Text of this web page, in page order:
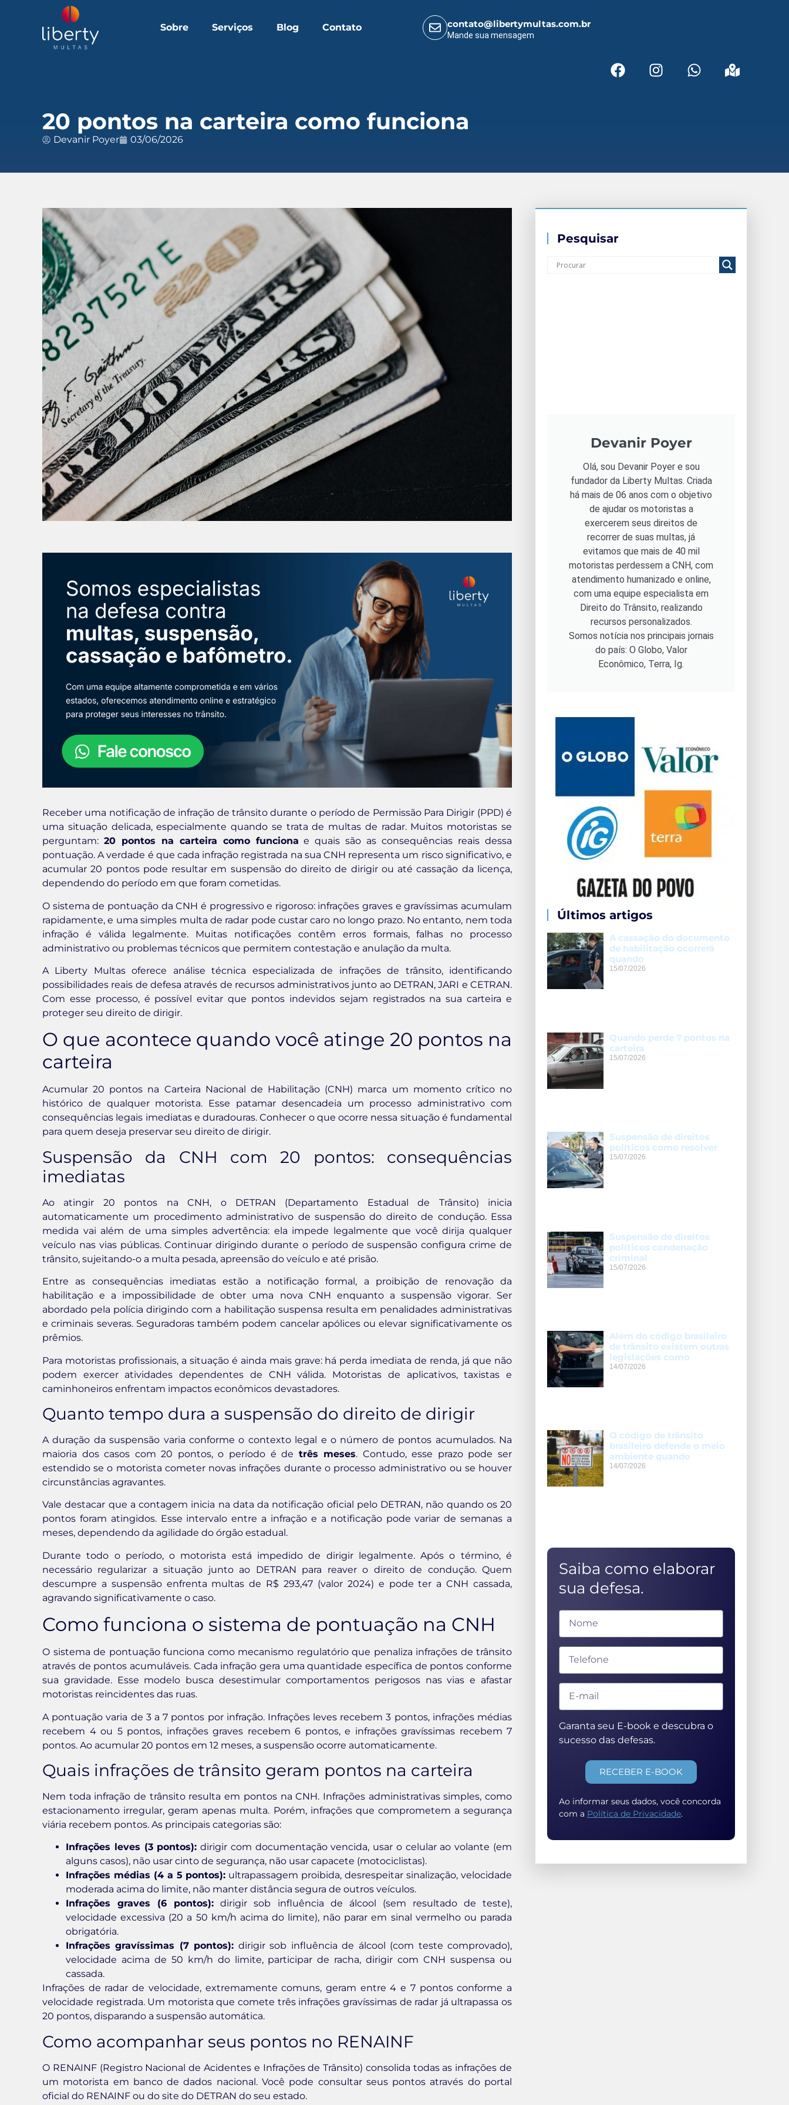
Sobre Serviços Blog Contato contato@libertymultas.com.br
Mande sua mensagem
20 pontos na carteira como funciona
Devanir Poyer 03/06/2026
Receber uma notificação de infração de trânsito durante o período de Permissão Para Dirigir (PPD) é
uma situação delicada, especialmente quando se trata de multas de radar. Muitos motoristas se
perguntam: 20 pontos na carteira como funciona e quais são as consequências reais dessa
pontuação. A verdade é que cada infração registrada na sua CNH representa um risco significativo, e
acumular 20 pontos pode resultar em suspensão do direito de dirigir ou até cassação da licença,
dependendo do período em que foram cometidas.
O sistema de pontuação da CNH é progressivo e rigoroso: infrações graves e gravíssimas acumulam
rapidamente, e uma simples multa de radar pode custar caro no longo prazo. No entanto, nem toda
infração é válida legalmente. Muitas notificações contêm erros formais, falhas no processo
administrativo ou problemas técnicos que permitem contestação e anulação da multa.
A Liberty Multas oferece análise técnica especializada de infrações de trânsito, identificando
possibilidades reais de defesa através de recursos administrativos junto ao DETRAN, JARI e CETRAN.
Com esse processo, é possível evitar que pontos indevidos sejam registrados na sua carteira e
proteger seu direito de dirigir.
O que acontece quando você atinge 20 pontos na
carteira
Acumular 20 pontos na Carteira Nacional de Habilitação (CNH) marca um momento crítico no
histórico de qualquer motorista. Esse patamar desencadeia um processo administrativo com
consequências legais imediatas e duradouras. Conhecer o que ocorre nessa situação é fundamental
para quem deseja preservar seu direito de dirigir.
Suspensão da CNH com 20 pontos: consequências
imediatas
Ao atingir 20 pontos na CNH, o DETRAN (Departamento Estadual de Trânsito) inicia
automaticamente um procedimento administrativo de suspensão do direito de condução. Essa
medida vai além de uma simples advertência: ela impede legalmente que você dirija qualquer
veículo nas vias públicas. Continuar dirigindo durante o período de suspensão configura crime de
trânsito, sujeitando-o a multa pesada, apreensão do veículo e até prisão.
Entre as consequências imediatas estão a notificação formal, a proibição de renovação da
habilitação e a impossibilidade de obter uma nova CNH enquanto a suspensão vigorar. Ser
abordado pela polícia dirigindo com a habilitação suspensa resulta em penalidades administrativas
e criminais severas. Seguradoras também podem cancelar apólices ou elevar significativamente os
prêmios.
Para motoristas profissionais, a situação é ainda mais grave: há perda imediata de renda, já que não
podem exercer atividades dependentes de CNH válida. Motoristas de aplicativos, taxistas e
caminhoneiros enfrentam impactos econômicos devastadores.
Quanto tempo dura a suspensão do direito de dirigir
A duração da suspensão varia conforme o contexto legal e o número de pontos acumulados. Na
maioria dos casos com 20 pontos, o período é de três meses. Contudo, esse prazo pode ser
estendido se o motorista cometer novas infrações durante o processo administrativo ou se houver
circunstâncias agravantes.
Vale destacar que a contagem inicia na data da notificação oficial pelo DETRAN, não quando os 20
pontos foram atingidos. Esse intervalo entre a infração e a notificação pode variar de semanas a
meses, dependendo da agilidade do órgão estadual.
Durante todo o período, o motorista está impedido de dirigir legalmente. Após o término, é
necessário regularizar a situação junto ao DETRAN para reaver o direito de condução. Quem
descumpre a suspensão enfrenta multas de R$ 293,47 (valor 2024) e pode ter a CNH cassada,
agravando significativamente o caso.
Como funciona o sistema de pontuação na CNH
O sistema de pontuação funciona como mecanismo regulatório que penaliza infrações de trânsito
através de pontos acumuláveis. Cada infração gera uma quantidade específica de pontos conforme
sua gravidade. Esse modelo busca desestimular comportamentos perigosos nas vias e afastar
motoristas reincidentes das ruas.
A pontuação varia de 3 a 7 pontos por infração. Infrações leves recebem 3 pontos, infrações médias
recebem 4 ou 5 pontos, infrações graves recebem 6 pontos, e infrações gravíssimas recebem 7
pontos. Ao acumular 20 pontos em 12 meses, a suspensão ocorre automaticamente.
Quais infrações de trânsito geram pontos na carteira
Nem toda infração de trânsito resulta em pontos na CNH. Infrações administrativas simples, como
estacionamento irregular, geram apenas multa. Porém, infrações que comprometem a segurança
viária recebem pontos. As principais categorias são:
Infrações leves (3 pontos): dirigir com documentação vencida, usar o celular ao volante (em
alguns casos), não usar cinto de segurança, não usar capacete (motociclistas).
Infrações médias (4 a 5 pontos): ultrapassagem proibida, desrespeitar sinalização, velocidade
moderada acima do limite, não manter distância segura de outros veículos.
Infrações graves (6 pontos): dirigir sob influência de álcool (sem resultado de teste),
velocidade excessiva (20 a 50 km/h acima do limite), não parar em sinal vermelho ou parada
obrigatória.
Infrações gravíssimas (7 pontos): dirigir sob influência de álcool (com teste comprovado),
velocidade acima de 50 km/h do limite, participar de racha, dirigir com CNH suspensa ou
cassada.
Infrações de radar de velocidade, extremamente comuns, geram entre 4 e 7 pontos conforme a
velocidade registrada. Um motorista que comete três infrações gravíssimas de radar já ultrapassa os
20 pontos, disparando a suspensão automática.
Como acompanhar seus pontos no RENAINF
O RENAINF (Registro Nacional de Acidentes e Infrações de Trânsito) consolida todas as infrações de
um motorista em banco de dados nacional. Você pode consultar seus pontos através do portal
oficial do RENAINF ou do site do DETRAN do seu estado.
Pesquisar
Devanir Poyer
Olá, sou Devanir Poyer e sou
fundador da Liberty Multas. Criada
há mais de 06 anos com o objetivo
de ajudar os motoristas a
exercerem seus direitos de
recorrer de suas multas, já
evitamos que mais de 40 mil
motoristas perdessem a CNH, com
atendimento humanizado e online,
com uma equipe especialista em
Direito do Trânsito, realizando
recursos personalizados.
Somos notícia nos principais jornais
do país: O Globo, Valor
Econômico, Terra, Ig.
Últimos artigos
A cassação do documento
de habilitação ocorrerá
quando
15/07/2026
Quando perde 7 pontos na
carteira
15/07/2026
Suspensão de direitos
políticos como resolver
15/07/2026
Suspensão de direitos
políticos condenação
criminal
15/07/2026
Além do código brasileiro
de trânsito existem outras
legislações como
14/07/2026
O código de trânsito
brasileiro defende o meio
ambiente quando
14/07/2026
Saiba como elaborar
sua defesa.
Garanta seu E-book e descubra o
sucesso das defesas.
RECEBER E-BOOK
Ao informar seus dados, você concorda
com a Política de Privacidade.